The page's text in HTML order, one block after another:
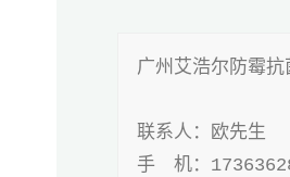
广州艾浩尔防霉抗
联系人：欧先生
手 机：